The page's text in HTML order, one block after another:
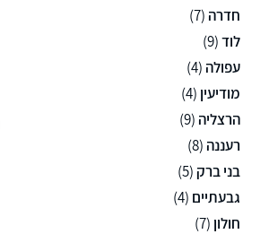
חדרה (7)
לוד(9)
עפולה (4)
מודיעין (4)
הרצליה (9)
רעננה (8)
בני ברק(5)
גבעתיים (4)
חולון (7)